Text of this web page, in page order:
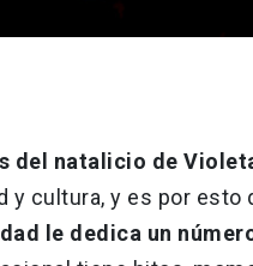
del natalicio de
cultura, y es por esto
le dedica un